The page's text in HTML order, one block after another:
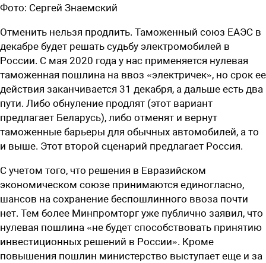
Фото: Сергей Знаемский
Отменить нельзя продлить. Таможенный союз ЕАЭС в
декабре будет решать судьбу электромобилей в
России. С мая 2020 года у нас применяется нулевая
таможенная пошлина на ввоз «электричек», но срок ее
действия заканчивается 31 декабря, а дальше есть два
пути. Либо обнуление продлят (этот вариант
предлагает Беларусь), либо отменят и вернут
таможенные барьеры для обычных автомобилей, а то
и выше. Этот второй сценарий предлагает Россия.
С учетом того, что решения в Евразийском
экономическом союзе принимаются единогласно,
шансов на сохранение беспошлинного ввоза почти
нет. Тем более Минпромторг уже публично заявил, что
нулевая пошлина «не будет способствовать принятию
инвестиционных решений в России». Кроме
повышения пошлин министерство выступает еще и за